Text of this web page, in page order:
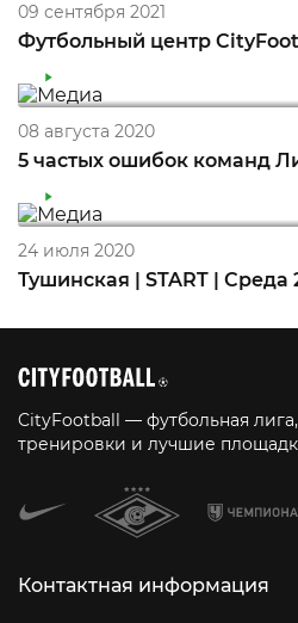
09 сентября 2021
Футбольный центр
08 августа 2020
5 частых ошибок команд
24 июля 2020
Тушинская | START | Среда
CityFootball — футбольная лига,
тренировки и лучшие
Контактная информация